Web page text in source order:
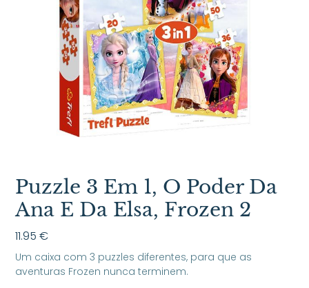
Puzzle 3 Em 1, O Poder Da
Ana E Da Elsa, Frozen 2
11.95€
Um caixa com 3 puzzles diferentes, para que as
aventuras Frozen nunca terminem.